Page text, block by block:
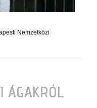
Nemzetközi
ÁGAKRÓL